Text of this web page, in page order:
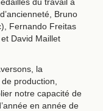
du travail à
Bruno
Fernando Freitas
David Maillet
la
production,
notre capacité de
en année de